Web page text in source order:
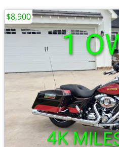
$8,900